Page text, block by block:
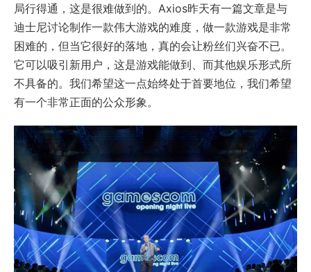
局行得通，这是很难做到的。Axios昨天有一篇文章是与
迪士尼讨论制作一款伟大游戏的难度，做一款游戏是非常
困难的，但当它很好的落地，真的会让粉丝们兴奋不已。
它可以吸引新用户，这是游戏能做到、而其他娱乐形式所
不具备的。我们希望这一点始终处于首要地位，我们希望
有一个非常正面的公众形象。